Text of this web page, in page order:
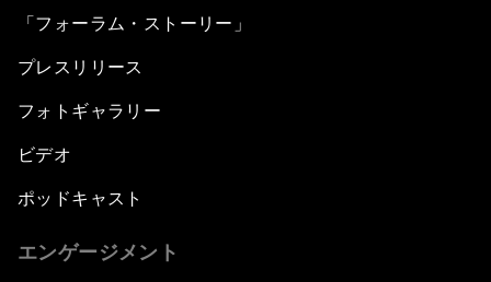
「フォーラム・ストーリー」
プレスリリース
フォトギャラリー
ビデオ
ポッドキャスト
エンゲージメント